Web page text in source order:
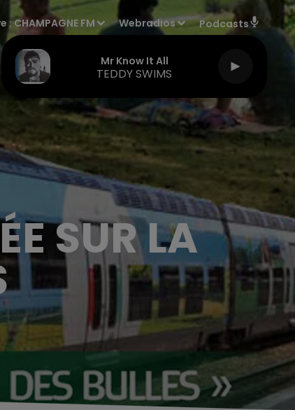
:CHAMPAGNE FM Webradios Podcasts
Mr Know It All
TEDDY SWIMS
SUR LA